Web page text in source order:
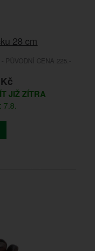
28 cm
PŮVODNÍ CENA 225.-
JIŽ ZÍTRA
7.8.